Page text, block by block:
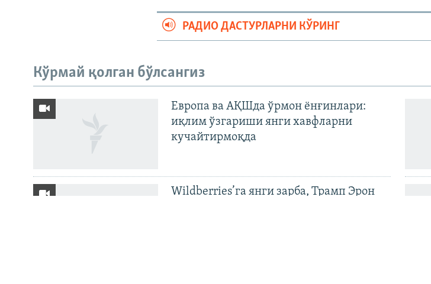
ИЖТИМОИЙ ТАРМОҚЛАР
РАДИО ДАСТУРЛАРНИ КЎРИНГ
Кўрмай қолган бўлсангиз
Европа ва АҚШда ўрмон ёнғинлари:
иқлим ўзгариши янги хавфларни
кучайтирмоқда
Wildberries’га янги зарба, Трамп Эрон